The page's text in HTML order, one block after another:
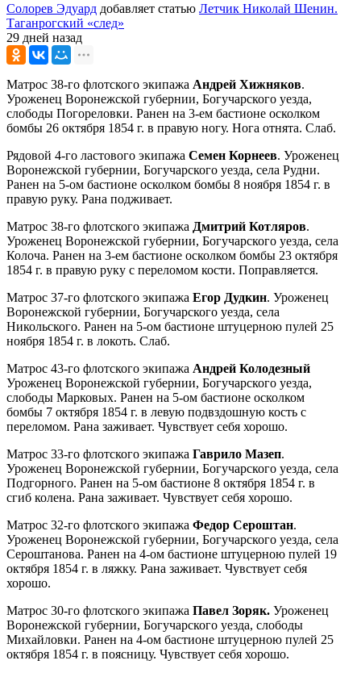
Солорев Эдуард добавляет статью Летчик Николай Шенин.
Таганрогский «след»
29 дней назад
Матрос 38-го флотского экипажа Андрей Хижняков.
Уроженец Воронежской губернии, Богучарского уезда,
слободы Погореловки. Ранен на 3-ем бастионе осколком
бомбы 26 октября 1854 г. в правую ногу. Нога отнята. Слаб.
Рядовой 4-го ластового экипажа Семен Корнеев. Уроженец
Воронежской губернии, Богучарского уезда, села Рудни.
Ранен на 5-ом бастионе осколком бомбы 8 ноября 1854 г. в
правую руку. Рана подживает.
Матрос 38-го флотского экипажа Дмитрий Котляров.
Уроженец Воронежской губернии, Богучарского уезда, села
Колоча. Ранен на 3-ем бастионе осколком бомбы 23 октября
1854 г. в правую руку с переломом кости. Поправляется.
Матрос 37-го флотского экипажа Егор Дудкин. Уроженец
Воронежской губернии, Богучарского уезда, села
Никольского. Ранен на 5-ом бастионе штуцерною пулей 25
ноября 1854 г. в локоть. Слаб.
Матрос 43-го флотского экипажа Андрей Колодезный
Уроженец Воронежской губернии, Богучарского уезда,
слободы Марковых. Ранен на 5-ом бастионе осколком
бомбы 7 октября 1854 г. в левую подвздошную кость с
переломом. Рана заживает. Чувствует себя хорошо.
Матрос 33-го флотского экипажа Гаврило Мазеп.
Уроженец Воронежской губернии, Богучарского уезда, села
Подгорного. Ранен на 5-ом бастионе 8 октября 1854 г. в
сгиб колена. Рана заживает. Чувствует себя хорошо.
Матрос 32-го флотского экипажа Федор Сероштан.
Уроженец Воронежской губернии, Богучарского уезда, села
Сероштанова. Ранен на 4-ом бастионе штуцерною пулей 19
октября 1854 г. в ляжку. Рана заживает. Чувствует себя
хорошо.
Матрос 30-го флотского экипажа Павел Зоряк. Уроженец
Воронежской губернии, Богучарского уезда, слободы
Михайловки. Ранен на 4-ом бастионе штуцерною пулей 25
октября 1854 г. в поясницу. Чувствует себя хорошо.